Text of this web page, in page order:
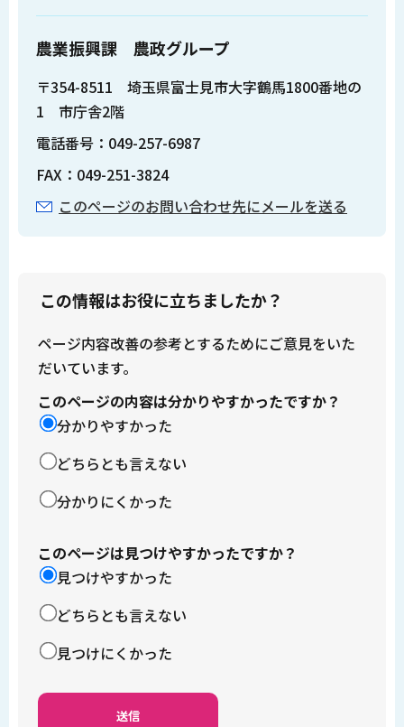
農業振興課 農政グループ
〒354-8511 埼玉県富士見市大字鶴馬1800番地の
1 市庁舎2階
電話番号：049-257-6987
FAX：049-251-3824
このページのお問い合わせ先にメールを送る
この情報はお役に立ちましたか？
ページ内容改善の参考とするためにご意見をいた
だいています。
このページの内容は分かりやすかったですか？
分かりやすかった
どちらとも言えない
分かりにくかった
このページは見つけやすかったですか？
見つけやすかった
どちらとも言えない
見つけにくかった